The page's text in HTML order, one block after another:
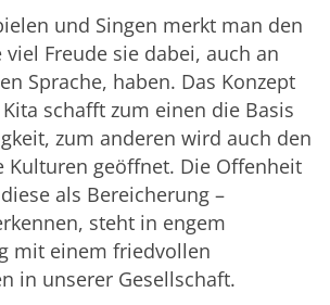
und Singen merkt man den
Freude sie dabei, auch an
Sprache, haben. Das Konzept
schafft zum einen die Basis
zum anderen wird auch den
Kulturen geöffnet. Die Offenheit
als Bereicherung –
steht in engem
mit einem friedvollen
in unserer Gesellschaft.